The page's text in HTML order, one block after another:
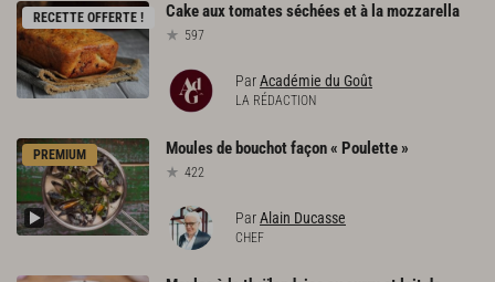
RECETTE OFFERTE ! Cakeauxtomatesséchéesetà lamozzarella
597
ParAcadémie du Goût
LA RÉDACTION
PREMIUM Moulesde bouchotfaçon« Poulette»
422
ParAlain Ducasse
CHEF